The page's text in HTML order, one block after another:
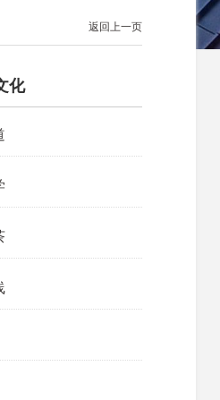
返回上一页
化